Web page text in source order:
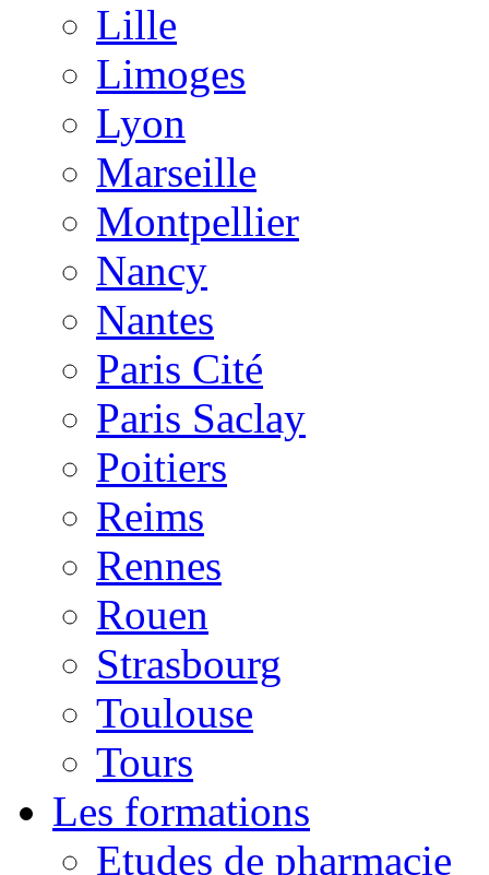
Lille
Limoges
Lyon
Marseille
Montpellier
Nancy
Nantes
Paris Cité
Paris Saclay
Poitiers
Reims
Rennes
Rouen
Strasbourg
Toulouse
Tours
Les formations
Etudes de pharmacie